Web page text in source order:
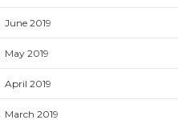
June 2019
May 2019
April 2019
March 2019